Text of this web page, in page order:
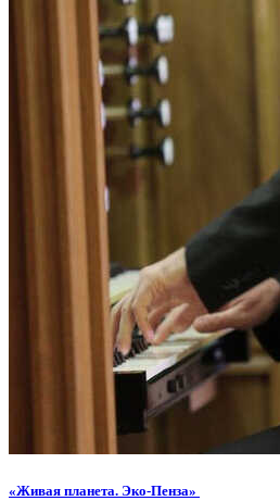
«Живая планета. Эко-Пенза»